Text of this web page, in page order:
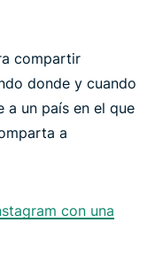
compartir
donde y cuando
a un país en el que
a
con una